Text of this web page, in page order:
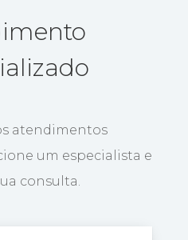
atendimentos
um especialista e
consulta.